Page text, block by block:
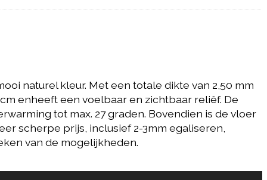
naturel kleur. Met een totale dikte van 2,50 mm
enheeft een voelbaar en zichtbaar reliêf. De
tot max. 27 graden. Bovendien is de vloer
scherpe prijs, inclusief 2-3mm egaliseren,
van de mogelijkheden.